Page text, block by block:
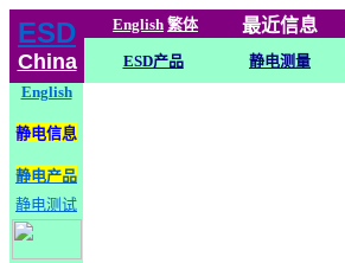
ESD
China
English 繁体 最近信息
ESD产品 静电测量
English
静电信息
静电产品
静电测试